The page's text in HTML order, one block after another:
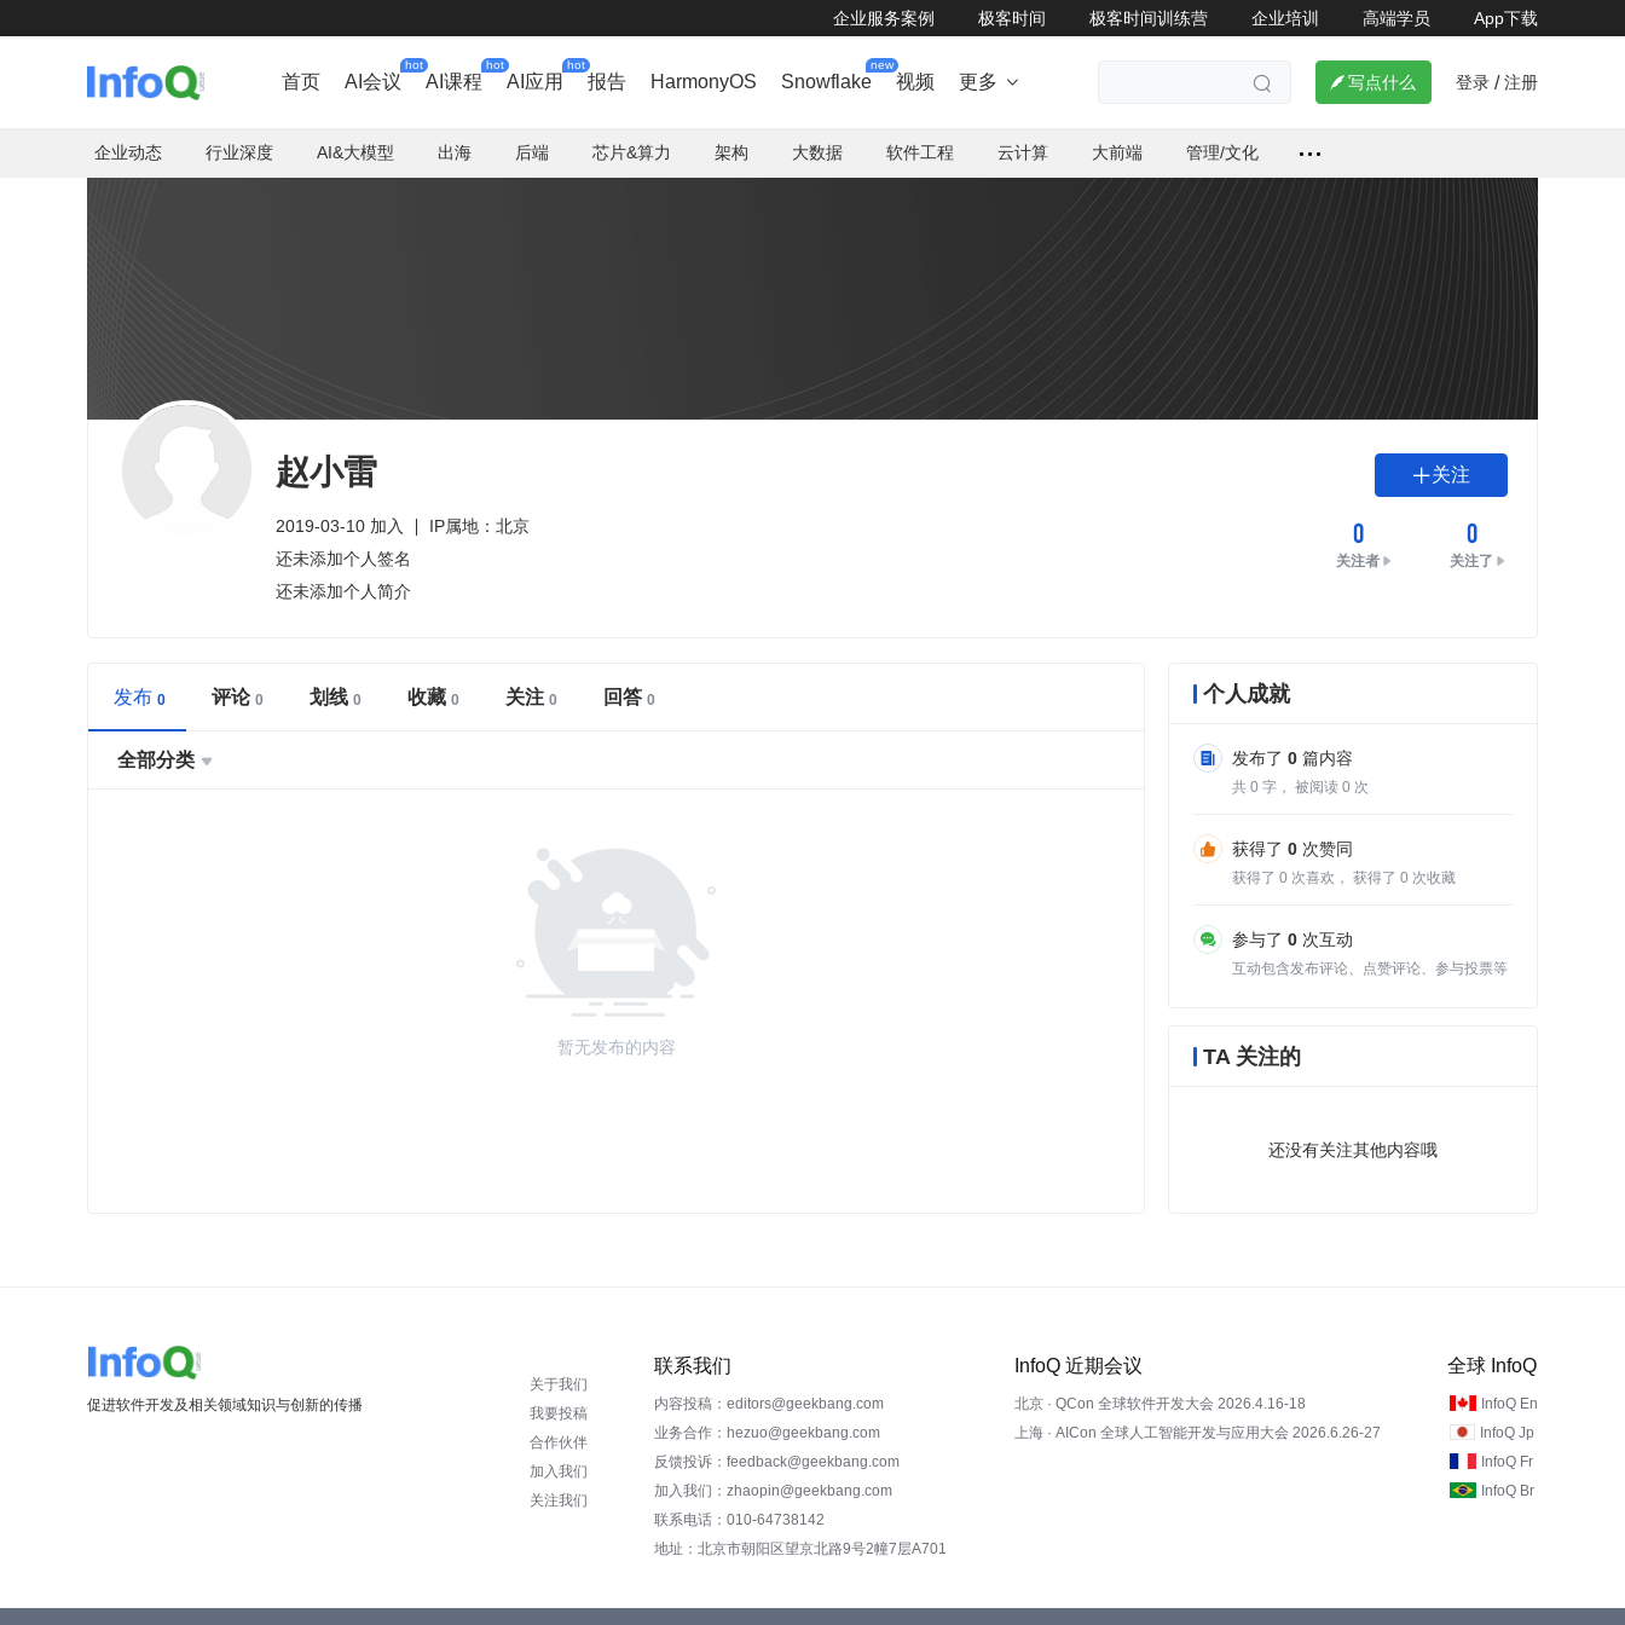
企业服务案例 极客时间 极客时间训练营 企业培训 高端学员 App下载
首页 AI会议
hot
AI课程
hot
AI应用
hot
报告 HarmonyOS Snowflake
new
视频 更多    写点什么 登录 / 注册
企业动态 行业深度 AI&大模型 出海 后端 芯片&算力 架构 大数据 软件工程 云计算 大前端 管理/文化
赵小雷
2019-03-10 加入
IP属地：北京
还未添加个人签名
还未添加个人简介
关注
0
关注者
0
关注了
发布 评论 划线 收藏 关注 回答
全部分类 
暂无发布的内容
个人成就
发布了 0 篇内容
共 0 字， 被阅读 0 次
获得了 0 次赞同
获得了 0 次喜欢， 获得了 0 次收藏
参与了 0 次互动
互动包含发布评论、点赞评论、参与投票等
TA 关注的
还没有关注其他内容哦
促进软件开发及相关领域知识与创新的传播
关于我们
我要投稿
合作伙伴
加入我们
关注我们
联系我们
内容投稿：editors@geekbang.com
业务合作：hezuo@geekbang.com
反馈投诉：feedback@geekbang.com
加入我们：zhaopin@geekbang.com
联系电话：010-64738142
地址：北京市朝阳区望京北路9号2幢7层A701
InfoQ 近期会议
北京 · QCon 全球软件开发大会 2026.4.16-18
上海 · AICon 全球人工智能开发与应用大会 2026.6.26-27
全球 InfoQ
InfoQ En
InfoQ Jp
InfoQ Fr
InfoQ Br